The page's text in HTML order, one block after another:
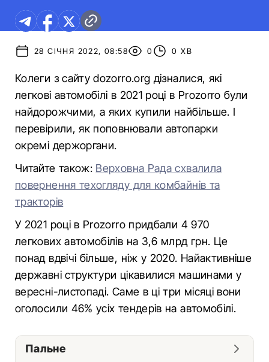
28 СІЧНЯ 2022, 08:58 0 0 ХВ
Колеги з сайту dozorro.org дізналися, які
легкові автомобілі в 2021 році в Prozorro були
найдорожчими, а яких купили найбільше. І
перевірили, як поповнювали автопарки
окремі держоргани.
Читайте також: Верховна Рада схвалила
повернення техогляду для комбайнів та
тракторів
У 2021 році в Prozorro придбали 4 970
легкових автомобілів на 3,6 млрд грн. Це
понад вдвічі більше, ніж у 2020. Найактивніше
державні структури цікавилися машинами у
вересні-листопаді. Саме в ці три місяці вони
оголосили 46% усіх тендерів на автомобілі.
Пальне